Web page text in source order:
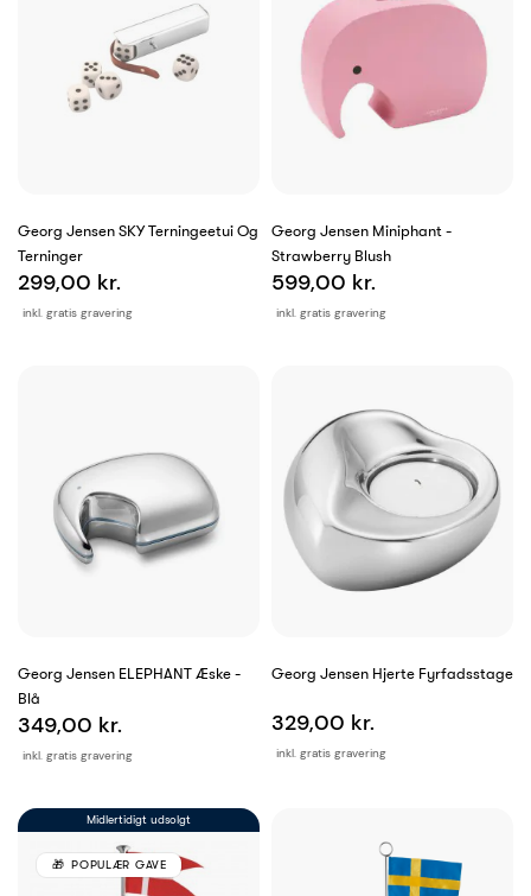
Georg Jensen SKY Terningeetui Og
Terninger
inkl. gratis gravering
299,00 kr.
Georg Jensen Miniphant -
Strawberry Blush
inkl. gratis gravering
599,00 kr.
Georg Jensen ELEPHANT Æske -
Blå
inkl. gratis gravering
349,00 kr.
Georg Jensen Hjerte Fyrfadsstage
inkl. gratis gravering
329,00 kr.
Midlertidigt udsolgt
POPULÆR GAVE